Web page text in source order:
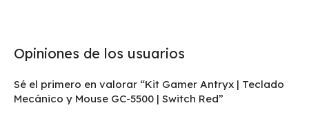
Opiniones de los usuarios
Sé el primero en valorar “Kit Gamer Antryx | Teclado
Mecánico y Mouse GC-5500 | Switch Red”